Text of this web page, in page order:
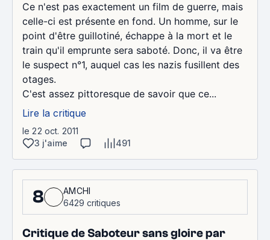
Ce n'est pas exactement un film de guerre, mais
celle-ci est présente en fond. Un homme, sur le
point d'être guillotiné, échappe à la mort et le
train qu'il emprunte sera saboté. Donc, il va être
le suspect n°1, auquel cas les nazis fusillent des
otages.
C'est assez pittoresque de savoir que ce...
Lire la critique
le 22 oct. 2011
3 j'aime
491
8
AMCHI
6429 critiques
Critique de Saboteur sans gloire par